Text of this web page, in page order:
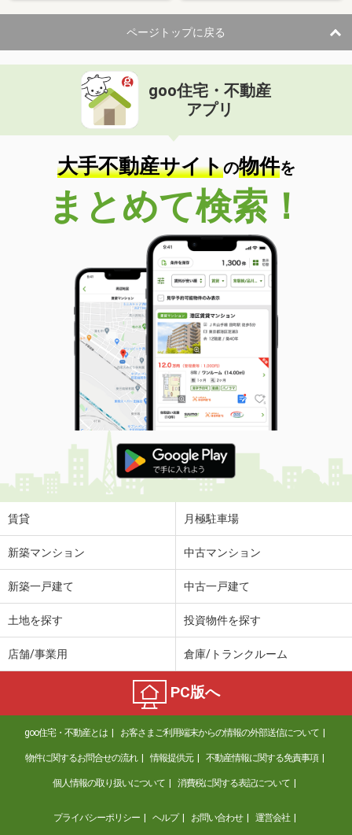
ページトップに戻る
goo住宅・不動産
アプリ
大手不動産サイトの物件を
まとめて検索！
賃貸 月極駐車場
新築マンション 中古マンション
新築一戸建て 中古一戸建て
土地を探す 投資物件を探す
店舗/事業用 倉庫/トランクルーム
PC版へ
goo住宅・不動産とは お客さまご利用端末からの情報の外部送信について
物件に関するお問合せの流れ 情報提供元 不動産情報に関する免責事項
個人情報の取り扱いについて 消費税に関する表記について
プライバシーポリシー ヘルプ お問い合わせ 運営会社